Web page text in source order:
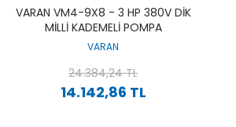
VARAN VM4-9X8 - 3 HP 380V DIK
MILLI KADEMELI POMPA
VARAN
14.142,86 TL
24.384,24 TL